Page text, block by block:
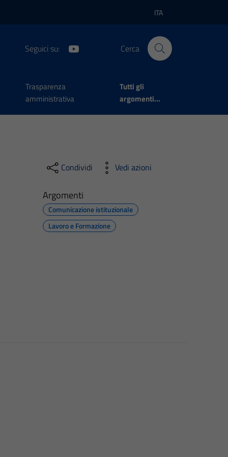
Lingua attiva:
ITA
Seguici su: Cerca
Trasparenza
amministrativa
Tutti gli
argomenti...
Condividi Vedi azioni
Argomenti
Comunicazione istituzionale
Lavoro e Formazione